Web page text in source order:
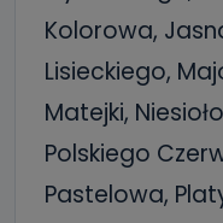
Kolorowa,
Lisieckiego,
Matejki,
Polskiego
Pastelowa,